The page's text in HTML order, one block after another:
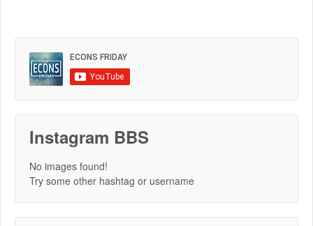
Instagram BBS
No images found!
Try some other hashtag or username